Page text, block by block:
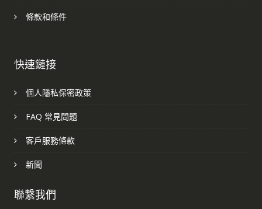
條款和條件
快速鏈接
個人隱私保密政策
FAQ 常見問題
客戶服務條款
新聞
聯繫我們